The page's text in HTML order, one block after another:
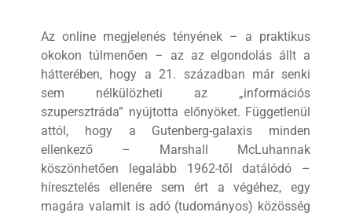
Az online megjelenés tényének – a praktikus
okokon túlmenően – az az elgondolás állt a
hátterében, hogy a 21. században már senki
sem nélkülözheti az „információs
szupersztráda” nyújtotta előnyöket. Függetlenül
attól, hogy a Gutenberg-galaxis minden
ellenkező – Marshall McLuhannak
köszönhetően legalább 1962-től datálódó –
híresztelés ellenére sem ért a végéhez, egy
magára valamit is adó (tudományos) közösség